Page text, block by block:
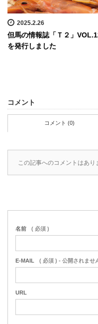
2025.2.26
但馬の情報誌「Ｔ２」
を発行しました
コメント
コメント (0)
この記事へのコメントはあり
名前 ( 必須 )
E-MAIL ( 必須 ) - 公開されませ
URL